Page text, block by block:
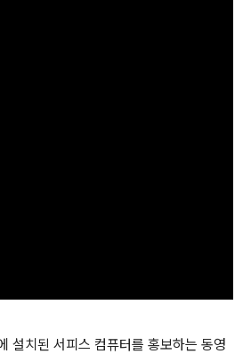
설치된 서피스 컴퓨터를 홍보하는 동영